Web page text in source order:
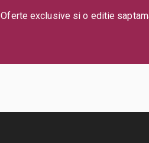
Oferte exclusive si o editie